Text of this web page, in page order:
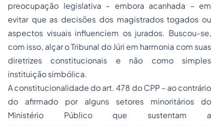
preocupação legislativa – embora acanhada – em
evitar que as decisões dos magistrados togados ou
aspectos visuais influenciem os jurados. Buscou-se,
com isso, alçar o Tribunal do Júri em harmonia com suas
diretrizes constitucionais e não como simples
instituição simbólica.
A constitucionalidade do art. 478 do CPP – ao contrário
do afirmado por alguns setores minoritários do
Ministério Público que sustentam a